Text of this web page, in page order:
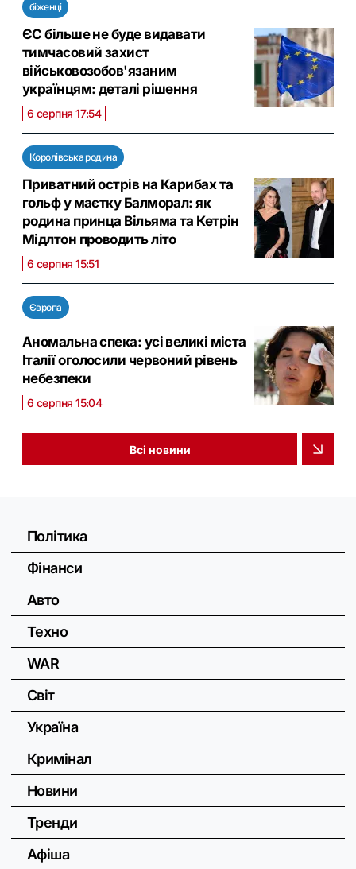
біженці
ЄС більше не буде видавати
тимчасовий захист
військовозобов'язаним
українцям: деталі рішення
6 серпня 17:54
Королівська родина
Приватний острів на Карибах та
гольф у маєтку Балморал: як
родина принца Вільяма та Кетрін
Мідлтон проводить літо
6 серпня 15:51
Європа
Аномальна спека: усі великі міста
Італії оголосили червоний рівень
небезпеки
6 серпня 15:04
Всі новини
Політика
Фінанси
Авто
Техно
WAR
Світ
Україна
Кримінал
Новини
Тренди
Афіша